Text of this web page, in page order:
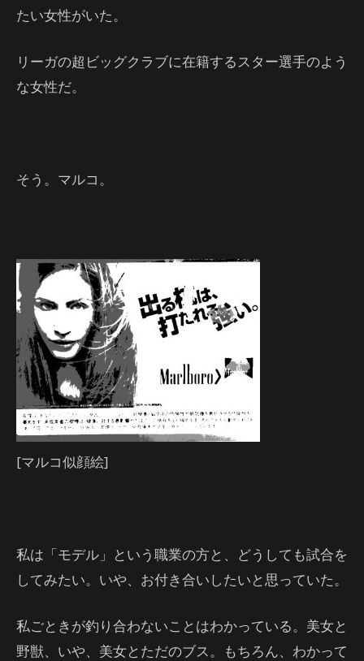
たい女性がいた。
リーガの超ビッグクラブに在籍するスター選手のよう
な女性だ。
そう。マルコ。
[マルコ似顔絵]
私は「モデル」という職業の方と、どうしても試合を
してみたい。いや、お付き合いしたいと思っていた。
私ごときが釣り合わないことはわかっている。美女と
野獣、いや、美女とただのブス。もちろん、わかって